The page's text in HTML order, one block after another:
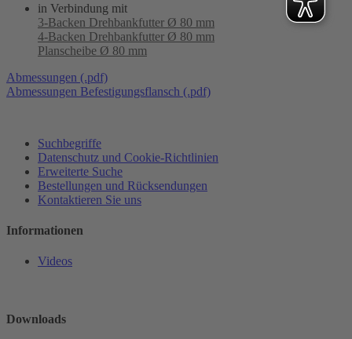
in Verbindung mit
3-Backen Drehbankfutter Ø 80 mm
4-Backen Drehbankfutter Ø 80 mm
Planscheibe Ø 80 mm
Abmessungen (.pdf)
Abmessungen Befestigungsflansch (.pdf)
Suchbegriffe
Datenschutz und Cookie-Richtlinien
Erweiterte Suche
Bestellungen und Rücksendungen
Kontaktieren Sie uns
Informationen
Videos
Downloads